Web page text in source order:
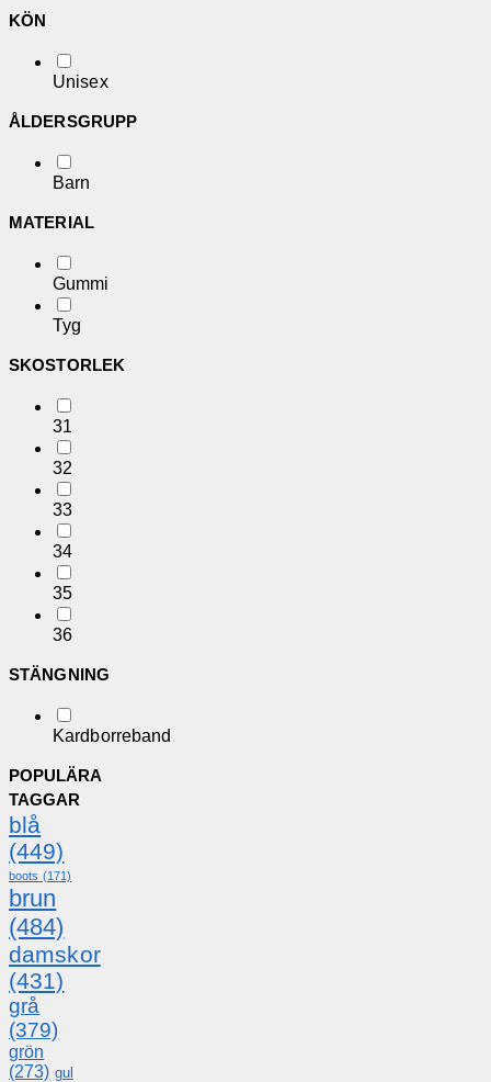
KÖN
Unisex
ÅLDERSGRUPP
Barn
MATERIAL
Gummi
Tyg
SKOSTORLEK
31
32
33
34
35
36
STÄNGNING
Kardborreband
POPULÄRA
TAGGAR
blå
(449)
boots (171)
brun
(484)
damskor
(431)
grå
(379)
grön
(273) gul